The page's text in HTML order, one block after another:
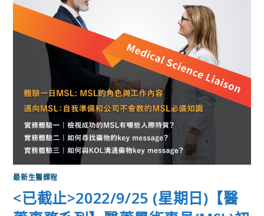
最新生醫課程
<已截止>2022/9/25 (星期日)【醫